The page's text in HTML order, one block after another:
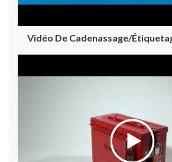
Vidéo De Cadenassage/